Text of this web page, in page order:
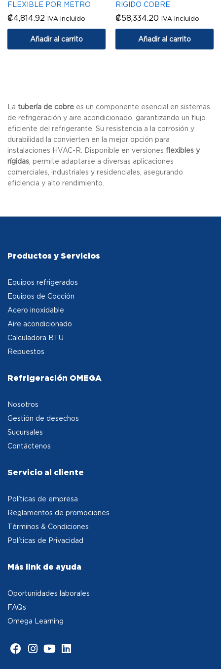
FLEXIBLE POR METRO
₡4,814.92 IVA incluido
Añadir al carrito
RIGIDO COBRE
₡58,334.20 IVA incluido
Añadir al carrito
La tubería de cobre es un componente esencial en sistemas
de refrigeración y aire acondicionado, garantizando un flujo
eficiente del refrigerante. Su resistencia a la corrosión y
durabilidad la convierten en la mejor opción para
instalaciones HVAC-R. Disponible en versiones flexibles y
rígidas , permite adaptarse a diversas aplicaciones
comerciales, industriales y residenciales, asegurando
eficiencia y alto rendimiento.
Productos y Servicios
Equipos refrigerados
Equipos de Cocción
Acero inoxidable
Aire acondicionado
Calculadora BTU
Repuestos
Refrigeración OMEGA
Nosotros
Gestión de desechos
Sucursales
Contáctenos
Servicio al cliente
Políticas de empresa
Reglamentos de promociones
Términos & Condiciones
Políticas de Privacidad
Más link de ayuda
Oportunidades laborales
FAQs
Omega Learning